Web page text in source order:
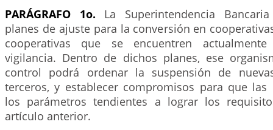
PARÁGRAFO 1o. La Superintendencia
planes de ajuste para la conversión en
cooperativas que se encuentren
vigilancia. Dentro de dichos planes, ese
control podrá ordenar la suspensión de
terceros, y establecer compromisos para que las
los parámetros tendientes a lograr los
artículo anterior.